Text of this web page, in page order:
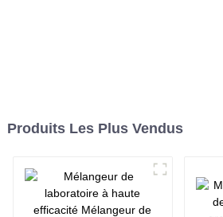
Produits Les Plus Vendus